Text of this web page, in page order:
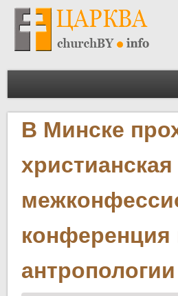
В Минске
христианская
антропологии